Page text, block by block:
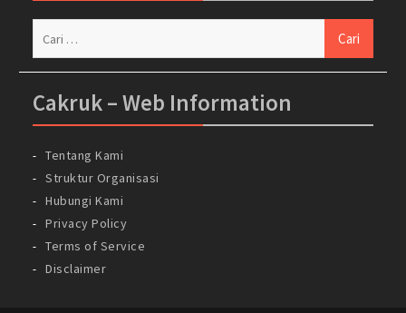
Cakruk – Web Information
Tentang Kami
Struktur Organisasi
Hubungi Kami
Privacy Policy
Terms of Service
Disclaimer